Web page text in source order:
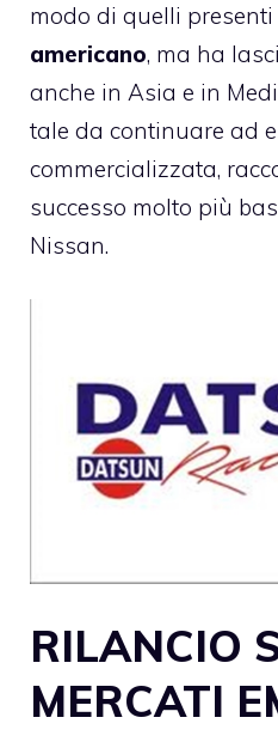
modo di quelli presenti
americano, ma ha
anche in Asia e in
tale da continuare ad
commercializzata,
successo molto più
Nissan.
RILANCIO
MERCATI